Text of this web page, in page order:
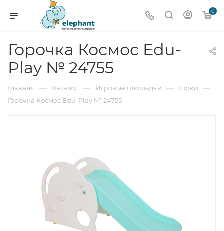
0
Горочка Космос Edu-
Play № 24755
Главная — Каталог — Игровые площадки — Горки —
Горочка Космос Edu-Play № 24755